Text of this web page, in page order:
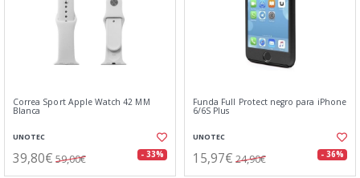
Correa Sport Apple Watch 42 MM
Blanca
UNOTEC
39,80€ 59,00€ - 33%
Funda Full Protect negro para iPhone
6/6S Plus
UNOTEC
15,97€ 24,90€ - 36%